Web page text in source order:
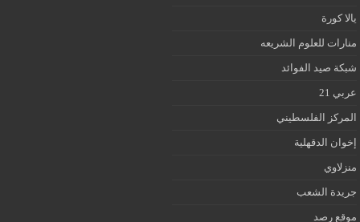
يالا كورة
منارات للعلوم الشريعه
شبكة صيد الفوائد
عربي 21
المركز الفلسطيني
إخوان الدقهلية
منزلاوي
جريدة الشعب
موقع رصد